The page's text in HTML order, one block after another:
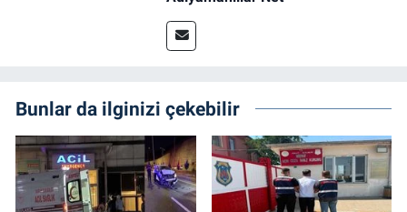
Bunlar da ilginizi çekebilir